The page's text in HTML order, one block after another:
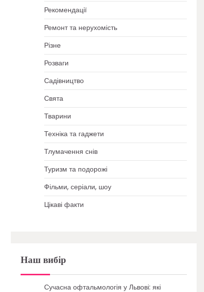
Рекомендації
Ремонт та нерухомість
Різне
Розваги
Садівництво
Свята
Тварини
Техніка та гаджети
Тлумачення снів
Туризм та подорожі
Фільми, серіали, шоу
Цікаві факти
Наш вибір
Сучасна офтальмологія у Львові: які